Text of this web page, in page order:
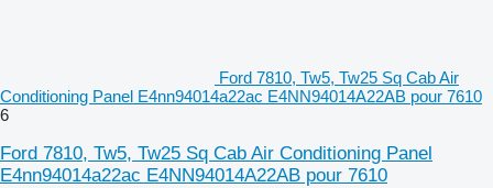
Ford 7810, Tw5, Tw25 Sq Cab Air
Conditioning Panel E4nn94014a22ac E4NN94014A22AB pour 7610
6
Ford 7810, Tw5, Tw25 Sq Cab Air Conditioning Panel
E4nn94014a22ac E4NN94014A22AB pour 7610